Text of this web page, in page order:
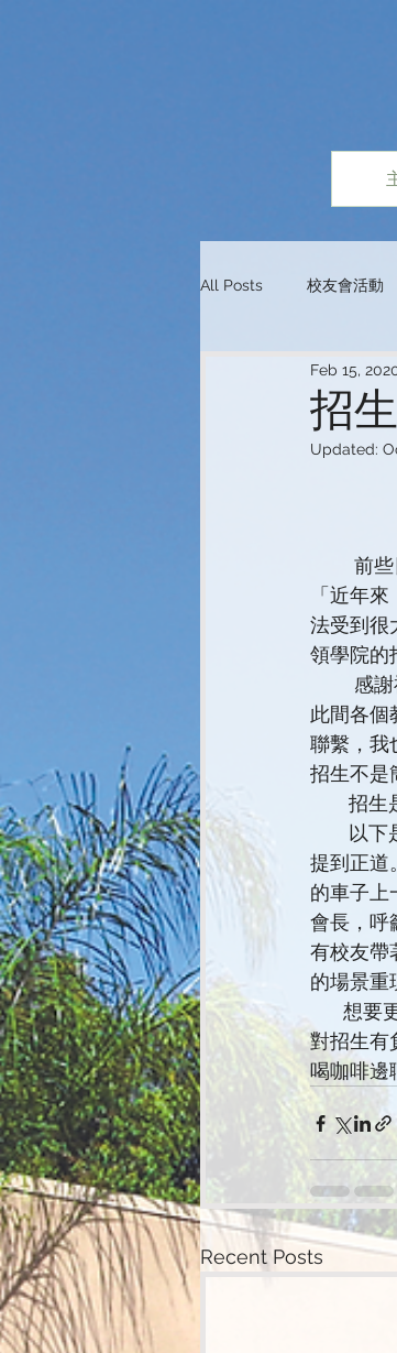
All Posts 校友會活動
招
Feb 15,
Updated:
「近年
法受到很
領學院的
此間各個
聯繫，我
招生不是
提到正道
的車子上
會長，呼
有校友帶
的場景重
對招生有
喝咖啡邊
Recent Posts